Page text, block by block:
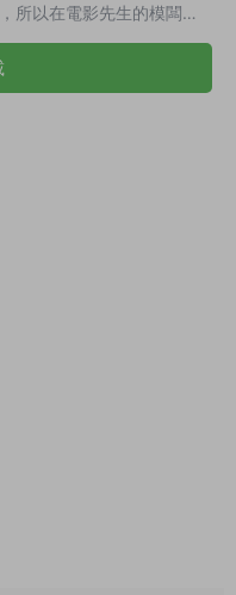
所以在電影先生的模闆基
，極速加載，電腦手機多屏
闆。 加上了短視的首頁